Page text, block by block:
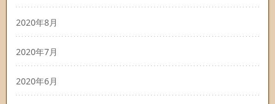
2020年8月
2020年7月
2020年6月